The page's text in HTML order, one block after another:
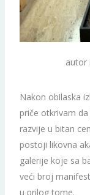
autor
Nakon obilaska
priče otkrivam
razvije u bitan
postoji likovna
galerije koje sa
veći broj
u prilog tome.